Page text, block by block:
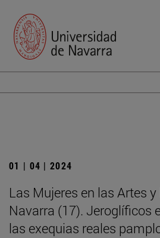
01 | 04 | 2024
Las Mujeres en las Artes
Navarra (17). Jeroglíficos
las exequias reales